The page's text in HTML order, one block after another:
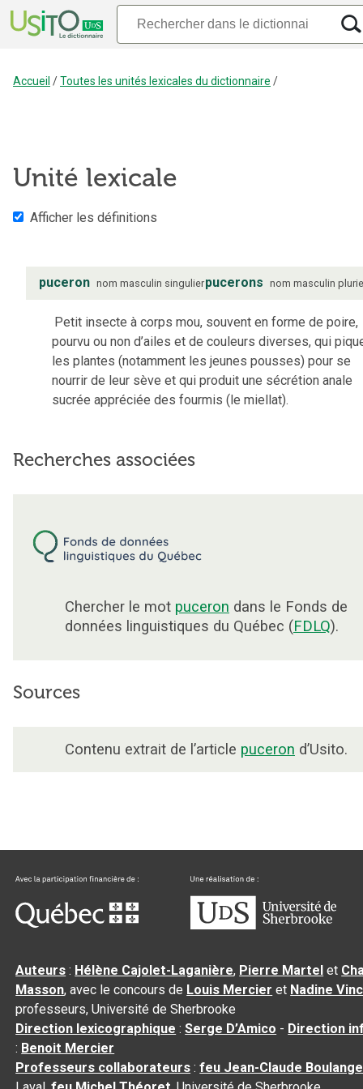
Accueil /Toutes les unités lexicales du dictionnaire /
Unité lexicale
Afficher les définitions
puceron nom masculin singulierpucerons nom masculin
Petit insecte à corps mou, souvent en forme de poire,
pourvu ou non d’ailes et de couleurs diverses, qui
les plantes (notamment les jeunes pousses) pour se
nourrir de leur sève et qui produit une sécrétion anale
sucrée appréciée des fourmis (le miellat).
Recherches associées
Chercher le mot puceron dans le Fonds de
données linguistiques du Québec (FDLQ).
Sources
Contenu extrait de l’article puceron d’Usito.
Auteurs : Hélène Cajolet-Laganière, Pierre Martel et
Masson, avec le concours de Louis Mercier et Nadine
professeurs, Université de Sherbrooke
Direction lexicographique :Serge D’Amico - Direction
: Benoit Mercier
Professeurs collaborateurs :feu Jean-Claude